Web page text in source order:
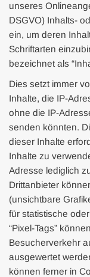
unseres
DSGVO) Inhalts-
ein, um deren
Schriftarten
bezeichnet als
Dies setzt immer
Inhalte, die IP-
ohne die IP-
senden könnten.
dieser Inhalte
Inhalte zu
Adresse lediglich
Drittanbieter
(unsichtbare
für statistische
“Pixel-Tags”
Besucherverkehr
ausgewertet
können ferner in